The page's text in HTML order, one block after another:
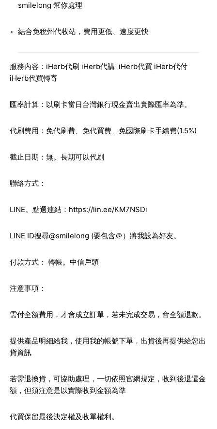
smilelong 幫你處理
結合免稅州代收站，費用更低、速度更快
服務內容：iHerb代刷 iHerb代購 iHerb代買 iHerb代付
iHerb代買轉寄
匯率計算：以刷卡當日台灣銀行現金賣出實際匯率為準。
代刷費用：免代刷費、免代買費、免國際刷卡手續費(1.5%)
截止日期：無。長期可以代刷
聯絡方式：
LINE。點選連結： https://lin.ee/KM7NSDi
LINE ID搜尋@smilelong (要包含＠）將我設為好友。
付款方式： 轉帳。中信戶頭
注意事項：
需付全額費用，才會成立訂單，若未完成交易，會全額退款。
提供產品明細給我，使用我的帳號下單，出貨後再提供給您出
貨資訊
若需退換貨，可協助處理，一切依照官網規定，收到後退還金
額，但須注意是以實際收到金額為準
代買保留最後決定權及收單權利。